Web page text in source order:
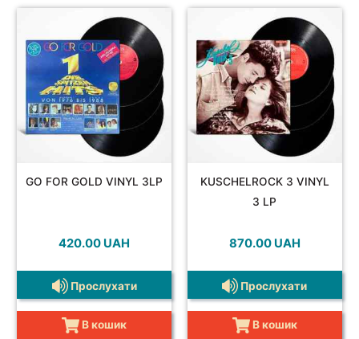
GO FOR GOLD VINYL 3LP
420.00 UAH
Прослухати
В кошик
KUSCHELROCK 3 VINYL
3 LP
870.00 UAH
Прослухати
В кошик
CLASSIC
POP